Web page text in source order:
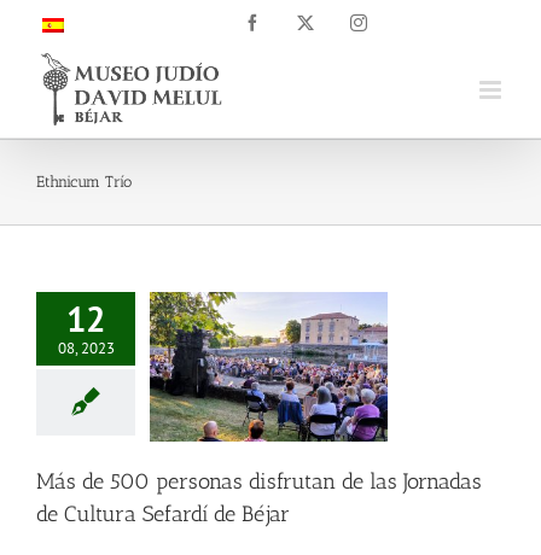
contenido
Facebook Instagram
Ethnicum Trío
12
08, 2023
Más de 500 personas disfrutan de las Jornadas
de Cultura Sefardí de Béjar